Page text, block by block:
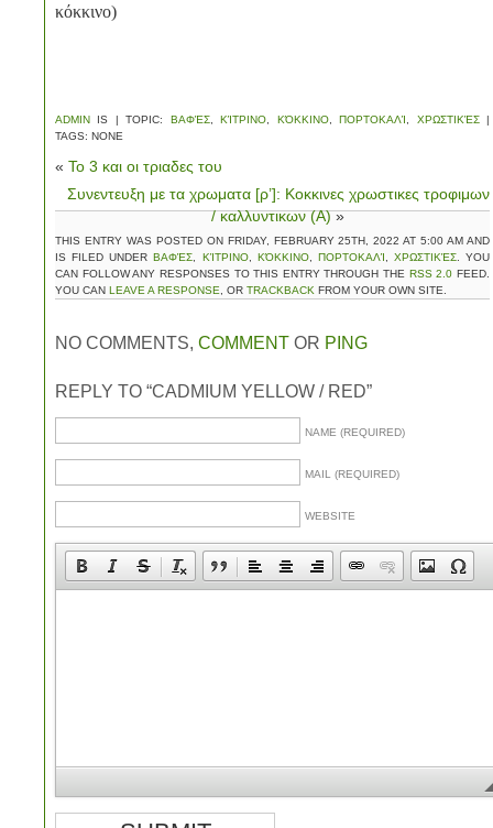
κόκκινο)
ADMIN IS | TOPIC: ΒΑΦΈΣ,ΚΊΤΡΙΝΟ ΚΌΚΚΙΝΟ,ΠΟΡΤΟΚΑΛΊ ΧΡΩΣΤΙΚΈΣ|
TAGS: NONE
« Το 3 και οι τριαδες του
Συνεντευξη με τα χρωματα [ρ’]: Κοκκινες χρωστικες τροφιμων
/ καλλυντικων (Α)»
THIS ENTRY WAS POSTED ON FRIDAY, FEBRUARY 25TH, 2022 AT 5:00 AM AND
IS FILED UNDERΒΑΦΈΣ ΚΊΤΡΙΝΟ, ΚΌΚΚΙΝΟ, ΠΟΡΤΟΚΑΛΊ ΧΡΩΣΤΙΚΈΣ. YOU
CAN FOLLOW ANY RESPONSES TO THIS ENTRY THROUGH THE RSS 2.0 FEED.
YOU CAN LEAVE A RESPONSE , OR TRACKBACK FROM YOUR OWN SITE.
NO COMMENTS, COMMENT OR PING
REPLY TO “CADMIUM YELLOW / RED”
NAME (REQUIRED)
MAIL (REQUIRED)
WEBSITE